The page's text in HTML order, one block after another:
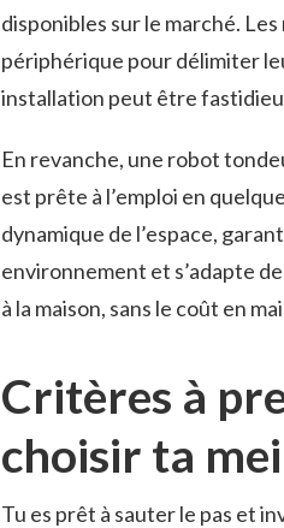
disponibles sur le marché.
périphérique pour délimiter
installation peut être
En revanche, une robot
est prête à l’emploi en
dynamique de l’espace,
environnement et s’adapte
à la maison, sans le coût en
Critères à
choisir ta
Tu es prêt à sauter le pas et